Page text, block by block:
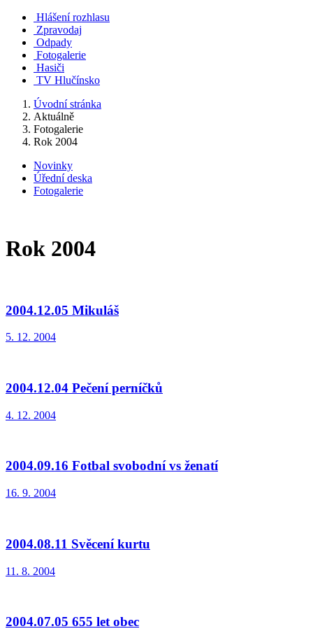
Hlášení rozhlasu
Zpravodaj
Odpady
Fotogalerie
Hasiči
TV Hlučínsko
Úvodní stránka
Aktuálně
Fotogalerie
Rok 2004
Novinky
Úřední deska
Fotogalerie
Rok 2004
2004.12.05 Mikuláš
5. 12. 2004
2004.12.04 Pečení perníčků
4. 12. 2004
2004.09.16 Fotbal svobodní vs ženatí
16. 9. 2004
2004.08.11 Svěcení kurtu
11. 8. 2004
2004.07.05 655 let obec